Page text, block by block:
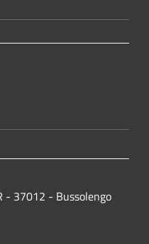
- 37012 - Bussolengo